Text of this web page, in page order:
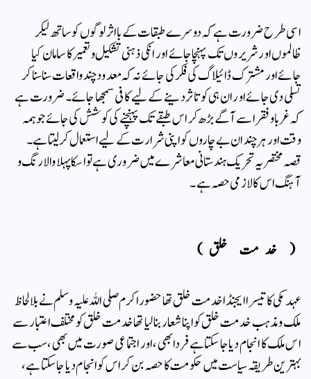
اسی طرح ضرورت ہے کہ دوسرے طبقات کے با اثر لوگوں کو ساتھ لیکر
ظالموں اور شریروں تک پہنچا جائے اور انکی ذہنی تشکیل و تعمیر کا سامان کیا
جائے اور مشترک ڈائیلاگ کی فکر کی جائے نہ کہ معدود چند واقعات سنا سنا کر
تسلی دی جائے اور ان ہی کو تاثر دینے کے لیے کافی سمجھا جائے۔ ضرورت ہے
کہ غربا و فقرا سے آگے بڑھ کر اس طبقے تک پہنچنے کی کوشش کی جائے جو ہمہ
وقت اور ہر چند ان بے چاروں کو اپنی شرارت کے لیے استعمال کر لیتا ہے۔
قصہ مختصر یہ تحریک ہندستانی معاشرے میں ضروری ہے تو اسکا پہلا والا رنگ و
آہنگ اس کا لازمی حصہ ہے ۔
( خدمت خلق)
عہد مکی کا تیسرا ایجنڈا خدمت خلق تھا حضور اکرم صلی اللہ علیہ وسلم نے بلالحاظ
ملک و مذہب خدمت خلق کو اپنا شعار بنا لیا تھا خدمت خلق کو مختلف اعتبار سے
اس ملک کا انجام دیا جاسکتا ہے فردا بھی، اور اجتماعی صورت میں بھی ، سب سے
بہترین طریقہ سیاست میں حکومت کا حصہ بن کر اس کو انجام دیا جا سکتا ہے،